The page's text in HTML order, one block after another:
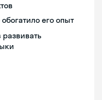
его опыт
развивать